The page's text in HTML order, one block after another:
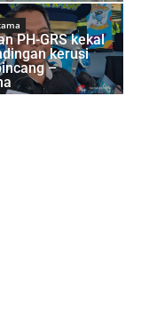
PH-GRS kekal
kerusi
–